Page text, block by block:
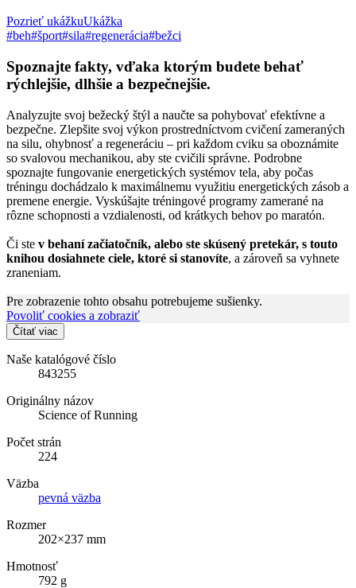
Pozrieť ukážkuUkážka
#beh#šport#sila#regenerácia#bežci
Spoznajte fakty, vďaka ktorým budete behať
rýchlejšie, dlhšie a bezpečnejšie.
Analyzujte svoj bežecký štýl a naučte sa pohybovať efektívne a
bezpečne. Zlepšite svoj výkon prostredníctvom cvičení zameraných
na silu, ohybnosť a regeneráciu – pri každom cviku sa oboznámite
so svalovou mechanikou, aby ste cvičili správne. Podrobne
spoznajte fungovanie energetických systémov tela, aby počas
tréningu dochádzalo k maximálnemu využitiu energetických zásob a
premene energie. Vyskúšajte tréningové programy zamerané na
rôzne schopnosti a vzdialenosti, od krátkych behov po maratón.
Či ste v behaní začiatočník, alebo ste skúsený pretekár, s touto
knihou dosiahnete ciele, ktoré si stanovíte, a zároveň sa vyhnete
zraneniam.
Pre zobrazenie tohto obsahu potrebujeme sušienky.
Povoliť cookies a zobraziť
Čítať viac
Naše katalógové číslo
843255
Originálny názov
Science of Running
Počet strán
224
Väzba
pevná väzba
Rozmer
202×237 mm
Hmotnosť
792 g